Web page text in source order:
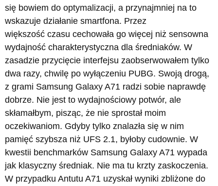
się bowiem do optymalizacji, a przynajmniej na to
wskazuje działanie smartfona. Przez
większość czasu cechowała go więcej niż sensowna
wydajność charakterystyczna dla średniaków. W
zasadzie przycięcie interfejsu zaobserwowałem tylko
dwa razy, chwilę po wyłączeniu PUBG. Swoją drogą,
z grami Samsung Galaxy A71 radzi sobie naprawdę
dobrze. Nie jest to wydajnościowy potwór, ale
skłamałbym, pisząc, że nie sprostał moim
oczekiwaniom. Gdyby tylko znalazła się w nim
pamięć szybsza niż UFS 2.1, byłoby cudownie. W
kwestii benchmarków Samsung Galaxy A71 wypada
jak klasyczny średniak. Nie ma tu krzty zaskoczenia.
W przypadku Antutu A71 uzyskał wyniki zbliżone do